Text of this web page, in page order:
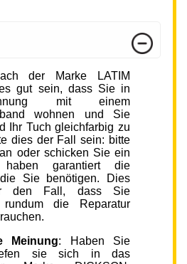
der Marke LATIM
gut sein, dass Sie in
mit einem
wohnen und Sie
Ihr Tuch gleichfarbig zu
dies der Fall sein: bitte
oder schicken Sie ein
garantiert die
die Sie benötigen. Dies
den Fall, dass Sie
rundum die Reparatur
Meinung: Haben Sie
sie sich in das